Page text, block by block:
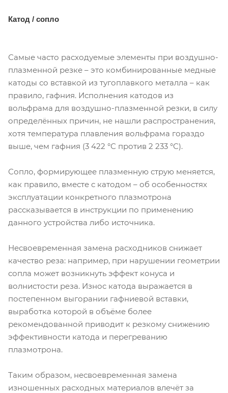
Катод / сопло
Самые часто расходуемые элементы при воздушно-
плазменной резке – это комбинированные медные
катоды со вставкой из тугоплавкого металла – как
правило, гафния. Исполнения катодов из
вольфрама для воздушно-плазменной резки, в силу
определённых причин, не нашли распространения,
хотя температура плавления вольфрама гораздо
выше, чем гафния (3 422 °С против 2 233 °С).
Сопло, формирующее плазменную струю меняется,
как правило, вместе с катодом – об особенностях
эксплуатации конкретного плазмотрона
рассказывается в инструкции по применению
данного устройства либо источника.
Несвоевременная замена расходников снижает
качество реза: например, при нарушении геометрии
сопла может возникнуть эффект конуса и
волнистости реза. Износ катода выражается в
постепенном выгорании гафниевой вставки,
выработка которой в объёме более
рекомендованной приводит к резкому снижению
эффективности катода и перегреванию
плазмотрона.
Таким образом, несвоевременная замена
изношенных расходных материалов влечёт за